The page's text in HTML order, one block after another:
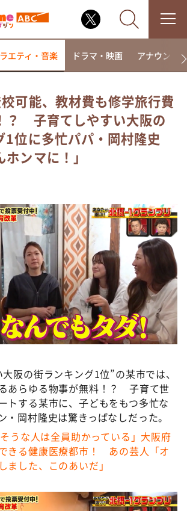
の過ぎるTV
ですけど・・・
ークバラエティ！～ やすとものいたっ
スクープ
Z塚田×福井アナ「なんでやねん！？」
えり）
～きょうの献立 何にする？～
ンなり！シーズン２
旅サラダ
ースライブ 正義のミカタ
っしゃい！
家
館
スポ
エティ・音楽 ドラマ・映画 アナウンサー
可能、教材費も修学旅行費
？ 子育てしやすい大阪の
1位に多忙パパ・岡村隆史
ホンマに！」
阪の街ランキング1位”の某市では、
あらゆる物事が無料！？ 子育て世
トする某市に、子どもをもつ多忙な
・岡村隆史は驚きっぱなしだった。
うな人は全員助かっている」大阪府
きる健康医療都市！ あの芸人「オ
ました、このあいだ」